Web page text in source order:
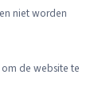
niet worden
de website te